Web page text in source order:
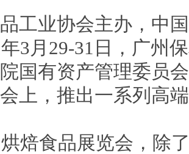
工业协会主办，中
3月29-31日，广州
国有资产管理委员
上，推出一系列高
焙食品展览会，除